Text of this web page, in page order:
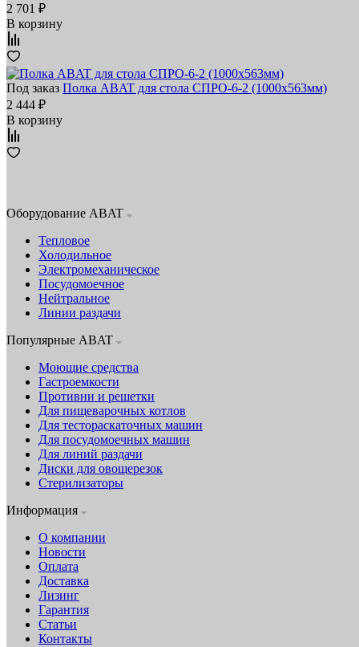
2 701 ₽
В корзину
Под заказ Полка ABAT для стола СПРО-6-2 (1000x563мм)
2 444 ₽
В корзину
Оборудование ABAT
Тепловое
Холодильное
Электромеханическое
Посудомоечное
Нейтральное
Линии раздачи
Популярные ABAT
Моющие средства
Гастроемкости
Противни и решетки
Для пищеварочных котлов
Для тестораскаточных машин
Для посудомоечных машин
Для линий раздачи
Диски для овощерезок
Стерилизаторы
Информация
О компании
Новости
Оплата
Доставка
Лизинг
Гарантия
Статьи
Контакты